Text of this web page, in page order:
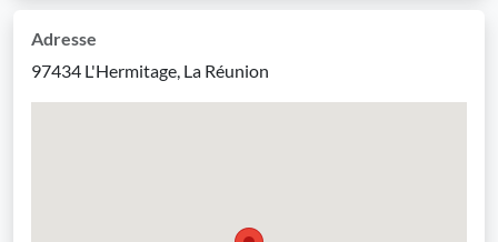
Adresse
97434 L'Hermitage, La Réunion